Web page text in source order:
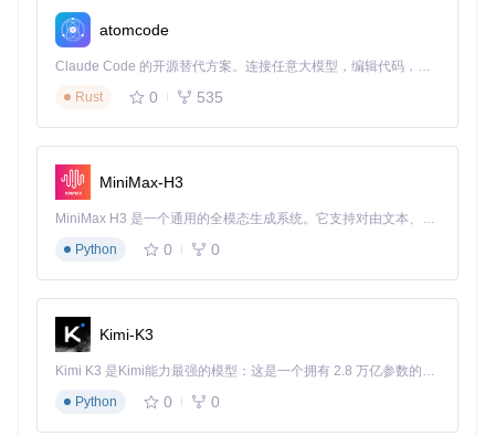
原生层（平台API）
针对Windows（Win32 API）、macOS（Cocoa API）和Linux
（GTK/X11）分别实现底层功能，通过统一接口向上暴露，确
💡
层处理后通过EventChannel返回结果。这种双向通信机制确
保了跨平台功能的高效实现。
窗口管理：如何在三大系统实现统一交互体验？
窗口是桌面应用的基础，不同平台的窗口行为差异是跨平台开
目标
提供统一的窗口控制（最小化、最大化、关闭）、尺寸记忆和
atomcode
Claude Code 的开源替代方案。连接任意大模型，编辑代码，运行命令，自动验证 — 全自动执行。用 Rust 构建，极致性能。 ｜ An open-source alternative to Claude Code. Connect any LLM, edit code, run commands, and verify changes — autonomously. Built in Rust for speed. Get Started
Rust
0 535
MiniMax-H3
MiniMax H3 是一个通用的全模态生成系统。它支持对由文本、图像、视频和音频组成的多模态上下文进行统一理解，并能生成分辨率高达 2K、时长可达 15 秒的带原生立体声音频的视频。得益于面向任务泛化的系统设计，H3 在预训练阶段就已具备广泛的多模态上下文理解与生成能力，能够出色地执行复杂的多模态指令。
Python
0 0
Kimi-K3
Kimi K3 是Kimi能力最强的模型：这是一个拥有 2.8 万亿参数的混合专家（MoE）模型，具备原生视觉理解能力，并支持 100 万 token 的上下文窗口。
Python
0 0